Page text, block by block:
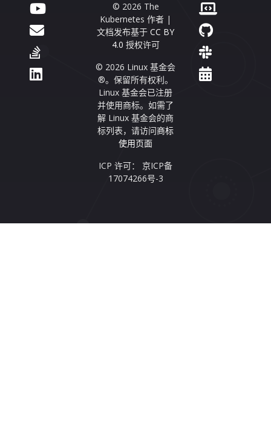
© 2026 The
Kubernetes 作者 |
文档发布基于 CC BY
4.0 授权许可
© 2026 Linux 基金会
®。保留所有权利。
Linux 基金会已注册
并使用商标。如需了
解 Linux 基金会的商
标列表，请访问商标
使用页面
ICP 许可： 京ICP备
17074266号-3